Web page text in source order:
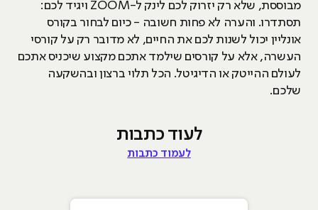
מבוססת, שלא רק יזרוק לכם לינק ל-ZOOM ויגיד לכם:
תסתדרו. והערה לא פחות חשובה - כיום לבחור בקורס
אונליין יכול לשנות לכם את החיים, לא מדובר רק על קורסי
העשרה, אלא על קורסים שילמד אתכם מקצוע שיכניס אתכם
לעולם ההייטק או הדיגיטל. הכל תלוי ברצון ובהשקעה
שלכם.
לעוד כתבות
לעמוד כתבות